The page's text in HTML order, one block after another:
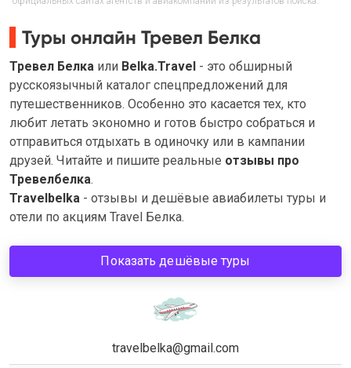
Туры онлайн Тревел Белка
Тревел Белка или Belka.Travel - это обширный
русскоязычный каталог спецпредложений для
путешественников. Особенно это касается тех, кто
любит летать экономно и готов быстро собраться и
отправиться отдыхать в одиночку или в кампании
друзей. Читайте и пишите реальные отзывы про
Тревелбелка.
Travelbelka - отзывы и дешёвые авиабилеты туры и
отели по акциям Travel Белка.
Показать дешёвые туры
travelbelka@gmail.com